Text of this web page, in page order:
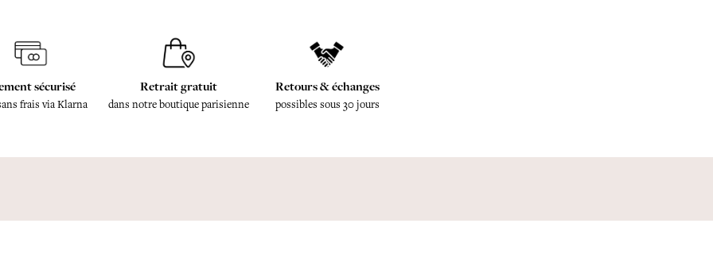
sécurisé
frais via Klarna
Retrait gratuit
dans notre boutique parisienne
Retours & échanges
possibles sous 30 jours